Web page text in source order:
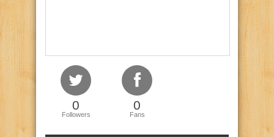
0
Followers
0
Fans